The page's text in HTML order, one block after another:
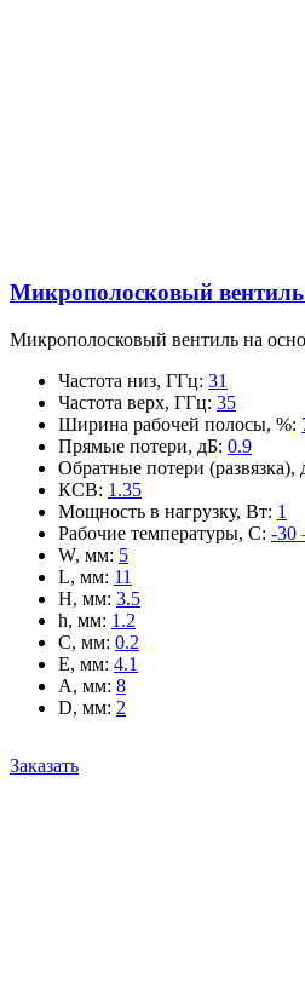
Микрополосковый
Микрополосковый вентиль на
Частота низ, ГГц: 31
Частота верх, ГГц: 35
Ширина рабочей полосы, %:
Прямые потери, дБ: 0.9
Обратные потери (развязка),
КСВ: 1.35
Мощность в нагрузку, Вт: 1
Рабочие температуры, С: -30
W, мм: 5
L, мм: 11
H, мм: 3.5
h, мм: 1.2
C, мм: 0.2
E, мм: 4.1
A, мм: 8
D, мм: 2
Заказать